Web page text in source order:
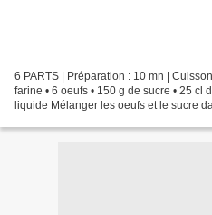
6 PARTS | Préparation : 10 mn |
farine • 6 oeufs • 150 g de sucre • 25 cl
liquide Mélanger les oeufs et le sucre